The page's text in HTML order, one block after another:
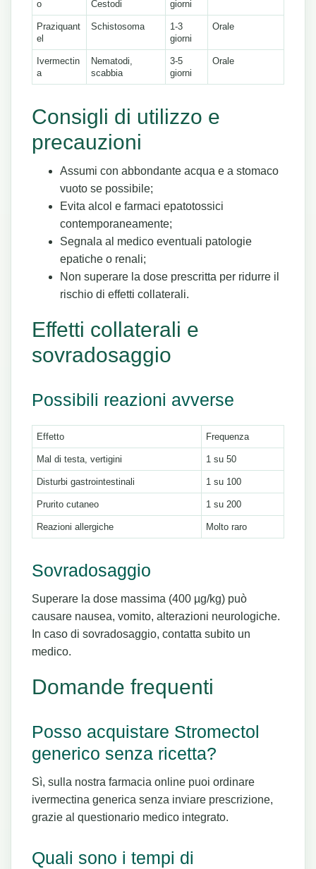
o Cestodi giorni
Praziquant
el
Schistosoma
1-3
giorni
Orale
Ivermectin
a
Nematodi,
scabbia
3-5
giorni
Orale
Consigli di utilizzo e
precauzioni
Assumi con abbondante acqua e a stomaco
vuoto se possibile;
Evita alcol e farmaci epatotossici
contemporaneamente;
Segnala al medico eventuali patologie
epatiche o renali;
Non superare la dose prescritta per ridurre il
rischio di effetti collaterali.
Effetti collaterali e
sovradosaggio
Possibili reazioni avverse
Effetto Frequenza
Mal di testa, vertigini 1 su 50
Disturbi gastrointestinali 1 su 100
Prurito cutaneo 1 su 200
Reazioni allergiche Molto raro
Sovradosaggio
Superare la dose massima (400 µg/kg) può
causare nausea, vomito, alterazioni neurologiche.
In caso di sovradosaggio, contatta subito un
medico.
Domande frequenti
Posso acquistare Stromectol
generico senza ricetta?
Sì, sulla nostra farmacia online puoi ordinare
ivermectina generica senza inviare prescrizione,
grazie al questionario medico integrato.
Quali sono i tempi di